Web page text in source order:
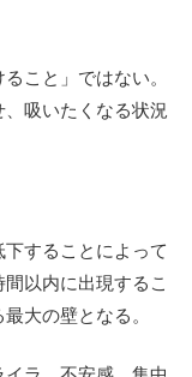
こと」ではない。
吸いたくなる状況
することによって
以内に出現するこ
大の壁となる。